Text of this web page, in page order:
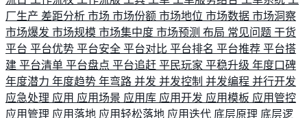
厂生产 差距分析 市场 市场份额 市场地位 市场数据 市场洞察
市场爆发 市场规模 市场集中度 市场预测 布局 常见问题 干货
平台 平台优势 平台安全 平台对比 平台排名 平台推荐 平台搭
建 平台清单 平台盘点 平台追赶 平民玩家 平稳升级 年度口碑
年度潜力 年度趋势 年弯路 并发 并发控制 并发编程 并行开发
应急处理 应用 应用场景 应用库 应用开发 应用模板 应用管控
应用管理 应用落地 应用轻松落地 应用迭代 底层原理 底层逻